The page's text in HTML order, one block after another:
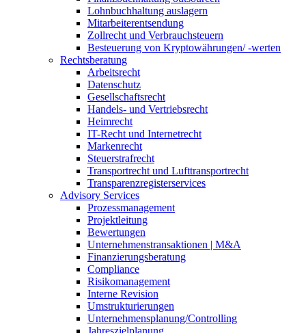
Lohnbuchhaltung auslagern
Mitarbeiterentsendung
Zollrecht und Verbrauchsteuern
Besteuerung von Kryptowährungen/ -werten
Rechtsberatung
Arbeitsrecht
Datenschutz
Gesellschaftsrecht
Handels- und Vertriebsrecht
Heimrecht
IT-Recht und Internetrecht
Markenrecht
Steuerstrafrecht
Transportrecht und Lufttransportrecht
Transparenzregisterservices
Advisory Services
Prozessmanagement
Projektleitung
Bewertungen
Unternehmenstransaktionen | M&A
Finanzierungsberatung
Compliance
Risikomanagement
Interne Revision
Umstrukturierungen
Unternehmensplanung/Controlling
Jahreszielplanung